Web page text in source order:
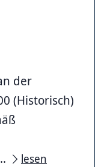
der
(Historisch)
lesen